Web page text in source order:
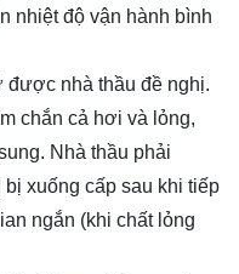
nhiệt độ vận hành bình
nhà thầu đề nghị.
chắn cả hơi và lỏng,
Nhà thầu phải
xuống cấp sau khi tiếp
ngắn (khi chất lỏng